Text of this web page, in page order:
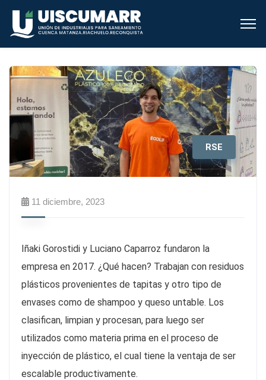
RSE
11 diciembre, 2023
Iñaki Gorostidi y Luciano Caparroz fundaron la
empresa en 2017. ¿Qué hacen? Trabajan con residuos
plásticos provenientes de tapitas y otro tipo de
envases como de shampoo y queso untable. Los
clasifican, limpian y procesan, para luego ser
utilizados como materia prima en el proceso de
inyección de plástico, el cual tiene la ventaja de ser
escalable productivamente.